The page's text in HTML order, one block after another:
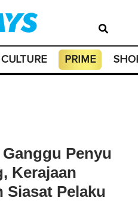
CULTURE PRIME
Penyu
Kerajaan
Siasat Pelaku